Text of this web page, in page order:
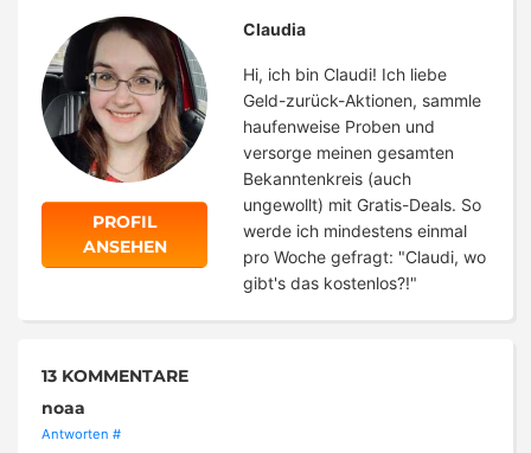
PROFIL
ANSEHEN
Claudia
Hi, ich bin Claudi! Ich liebe
Geld-zurück-Aktionen, sammle
haufenweise Proben und
versorge meinen gesamten
Bekanntenkreis (auch
ungewollt) mit Gratis-Deals. So
werde ich mindestens einmal
pro Woche gefragt: "Claudi, wo
gibt's das kostenlos?!"
13 KOMMENTARE
noaa
Antworten #